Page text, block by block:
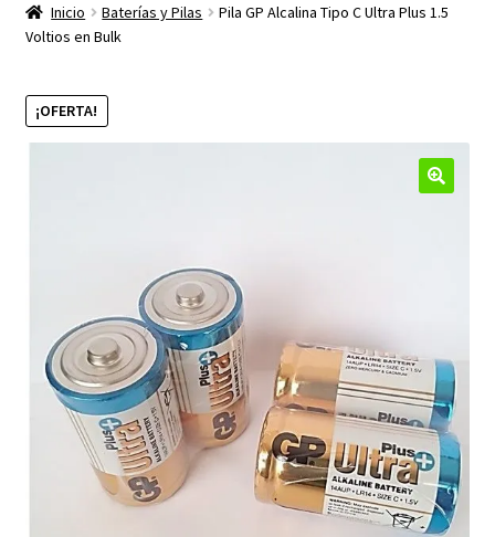
hijo
productos
Inicio Baterías y Pilas
Pila GP Alcalina Tipo C Ultra Plus 1.5
Voltios en Bulk
¡OFERTA!